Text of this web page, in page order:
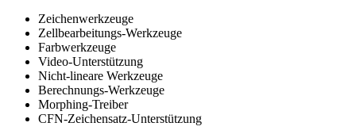
Zeichenwerkzeuge
Zellbearbeitungs-Werkzeuge
Farbwerkzeuge
Video-Unterstützung
Nicht-lineare Werkzeuge
Berechnungs-Werkzeuge
Morphing-Treiber
CFN-Zeichensatz-Unterstützung